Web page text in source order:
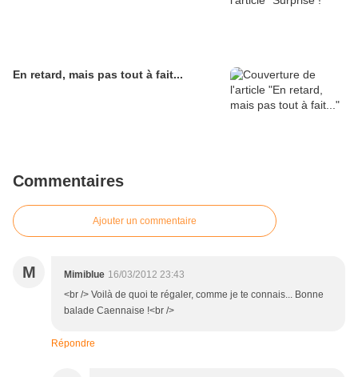
En retard, mais pas tout à fait...
Commentaires
Ajouter un commentaire
M Mimiblue 16/03/2012 23:43
<br /> Voilà de quoi te régaler, comme je te connais... Bonne
balade Caennaise !<br />
Répondre